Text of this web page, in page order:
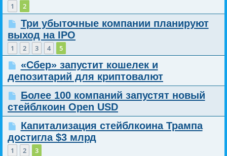
1 2
Три убыточные компании планируют
выход на IPO
1 2 3 4 5
«Сбер» запустит кошелек и
депозитарий для криптовалют
Более 100 компаний запустят новый
стейблкоин Open USD
Капитализация стейблкоина Трампа
достигла $3 млрд
1 2 3